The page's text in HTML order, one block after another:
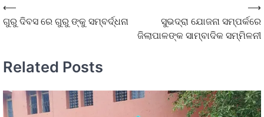
⟵
ଗୁରୁ ଦିବସ ରେ ଗୁରୁ ଙ୍କୁ ସମ୍ବର୍ଦ୍ଧନା
ସୁଭଦ୍ରା ଯୋଜନା ସମ୍ପର୍କରେ
ଜିଲାପାଳଙ୍କ ସାମ୍ବାଦିକ ସମ୍ମିଳନୀ
⟶
Related Posts